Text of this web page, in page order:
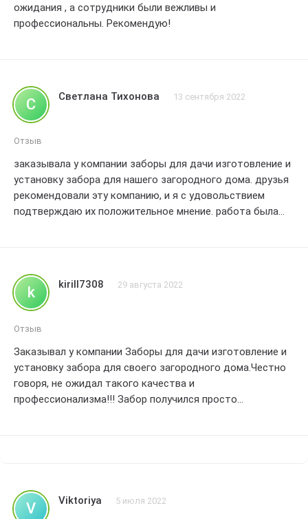
ожидания , а сотрудники были вежливы и
профессиональны. Рекомендую!
С Светлана Тихонова 13 сентября 2022
Отзыв
заказывала у компании заборы для дачи изготовление и
установку забора для нашего загородного дома. друзья
рекомендовали эту компанию, и я с удовольствием
подтверждаю их положительное мнение. работа была
создания идеального забора
k kirill7308 29 августа 2022
Отзыв
Заказывал у компании Заборы для дачи изготовление и
установку забора для своего загородного дома.Честно
говоря, не ожидал такого качества и
профессионализма!!! Забор получился просто
гарантию на свою работу - это говорит о том, что они
уверены в своем мастерстве.Я доволен своим выбором и
V Viktoriya 5 июля 2022